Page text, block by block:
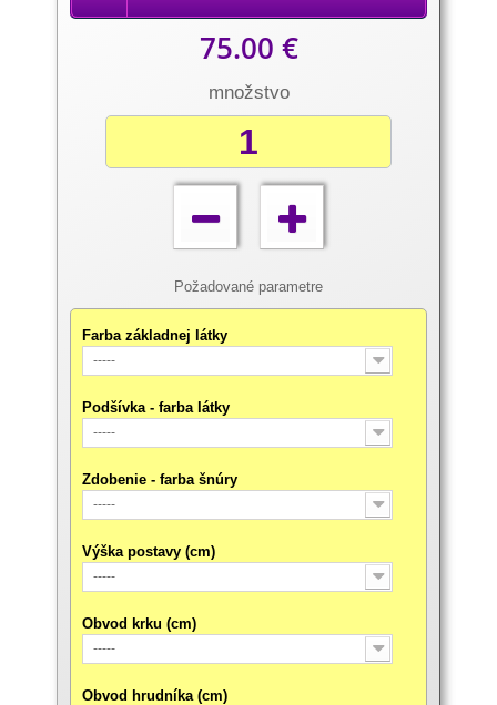
75.00 €
množstvo
Požadované parametre
Farba základnej látky
-----
Podšívka - farba látky
-----
Zdobenie - farba šnúry
-----
Výška postavy (cm)
-----
Obvod krku (cm)
-----
Obvod hrudníka (cm)